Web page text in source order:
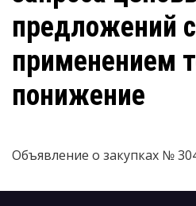
предложений с
применением
понижение
Объявление о закупках №